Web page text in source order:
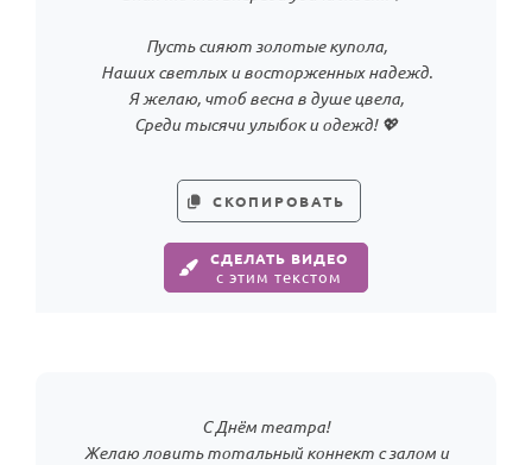
С Днем рождения
Годовщина свадьбы
Календарь праздников
Пусть сияют золотые купола,
Наших светлых и восторженных надежд.
Я желаю, чтоб весна в душе цвела,
Среди тысячи улыбок и одежд! 💖
СКОПИРОВАТЬ
СДЕЛАТЬ ВИДЕО
с этим текстом
С Днём театра!
Желаю ловить тотальный коннект с залом и